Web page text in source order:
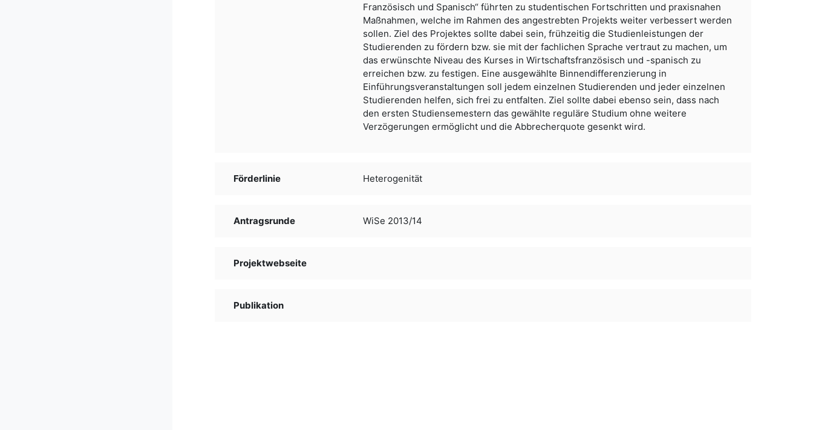
Französisch und Spanisch“ führten zu studentischen Fortschritten und praxisnahen
Maßnahmen, welche im Rahmen des angestrebten Projekts weiter verbessert werden
sollen. Ziel des Projektes sollte dabei sein, frühzeitig die Studienleistungen der
Studierenden zu fördern bzw. sie mit der fachlichen Sprache vertraut zu machen, um
das erwünschte Niveau des Kurses in Wirtschaftsfranzösisch und -spanisch zu
erreichen bzw. zu festigen. Eine ausgewählte Binnendifferenzierung in
Einführungsveranstaltungen soll jedem einzelnen Studierenden und jeder einzelnen
Studierenden helfen, sich frei zu entfalten. Ziel sollte dabei ebenso sein, dass nach
den ersten Studiensemestern das gewählte reguläre Studium ohne weitere
Verzögerungen ermöglicht und die Abbrecherquote gesenkt wird.
Förderlinie Heterogenität
Antragsrunde WiSe 2013/14
Projektwebseite
Publikation